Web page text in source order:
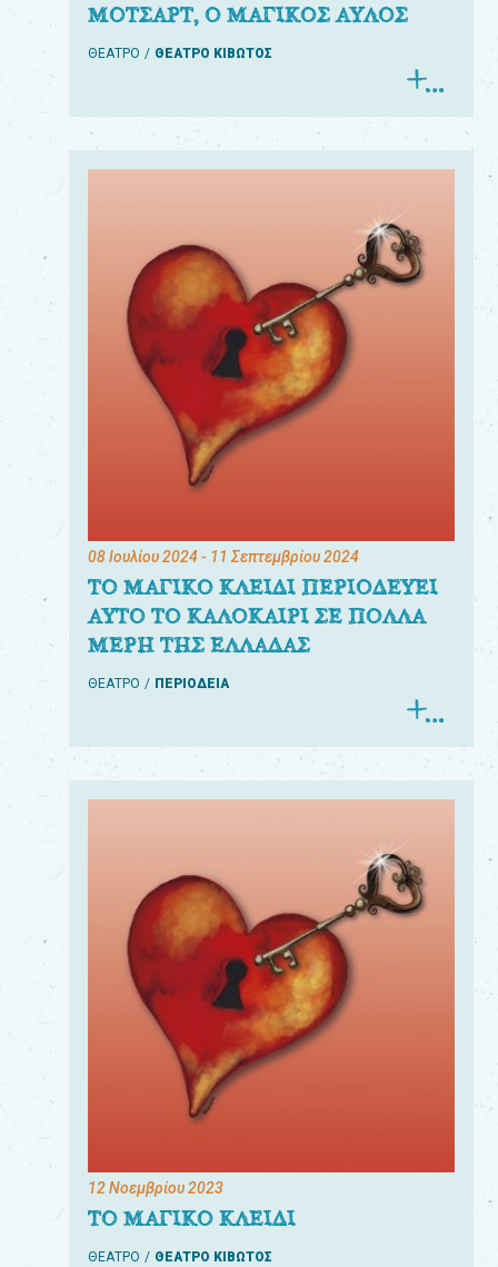
ΜΟΤΣΑΡΤ, Ο ΜΑΓΙΚΟΣ ΑΥΛΟΣ
ΘΕΑΤΡΟ ΘΕΑΤΡΟ ΚΙΒΩΤΟΣ
08 Ιουλίου 2024- 11 Σεπτεμβρίου 2024
ΤΟ ΜΑΓΙΚΟ ΚΛΕΙΔΙ ΠΕΡΙΟΔΕΥΕΙ
ΑΥΤΟ ΤΟ ΚΑΛΟΚΑΙΡΙ ΣΕ ΠΟΛΛΑ
ΜΕΡΗ ΤΗΣ ΕΛΛΑΔΑΣ
ΘΕΑΤΡΟ ΠΕΡΙΟΔΕΙΑ
12 Νοεμβρίου 2023
ΤΟ ΜΑΓΙΚΟ ΚΛΕΙΔΙ
ΘΕΑΤΡΟ ΘΕΑΤΡΟ ΚΙΒΩΤΟΣ